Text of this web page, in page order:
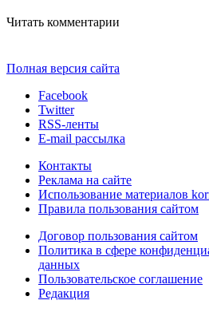
Читать комментарии
Полная версия сайта
Facebook
Twitter
RSS-ленты
E-mail рассылка
Контакты
Реклама на сайте
Использование материалов
Правила пользования сайтом
Договор пользования сайтом
Политика в сфере
данных
Пользовательское соглашение
Редакция